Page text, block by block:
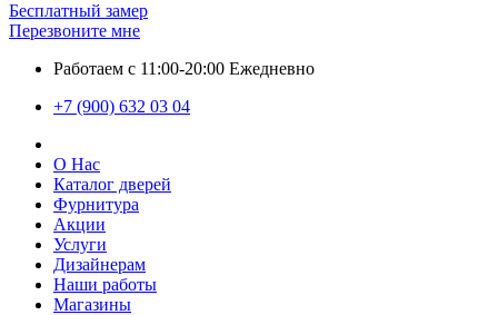
Бесплатный замер
Перезвоните мне
Работаем с 11:00-20:00 Ежедневно
+7 (900) 632 03 04
О Нас
Каталог дверей
Фурнитура
Акции
Услуги
Дизайнерам
Наши работы
Магазины